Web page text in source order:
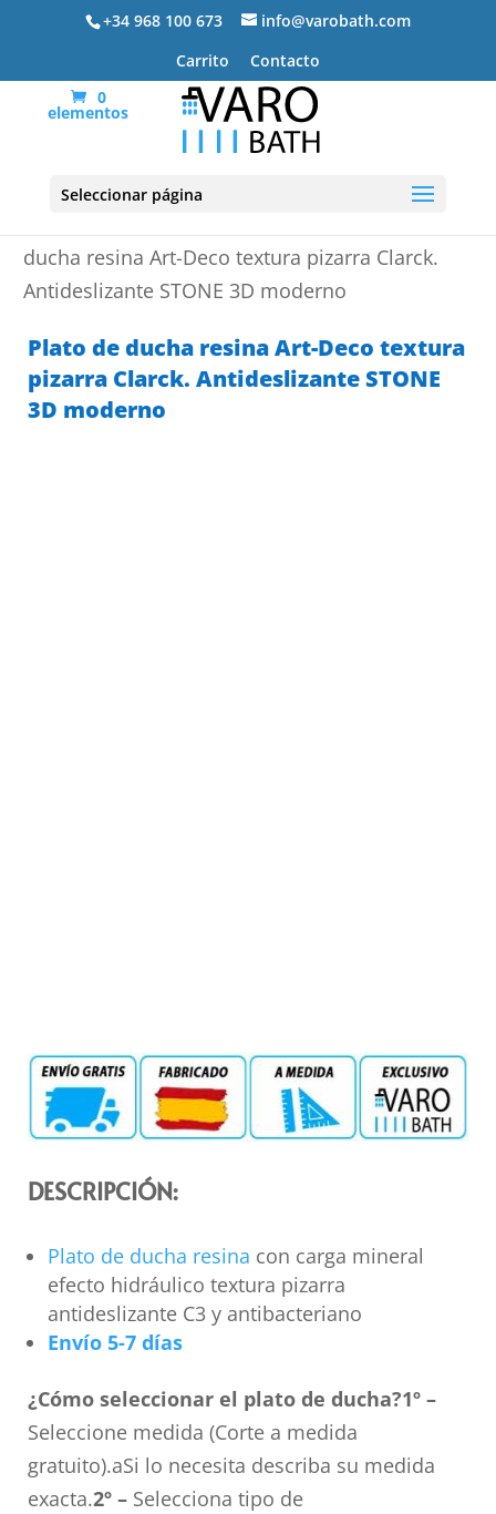
+34 968 100 673
info@varobath.com
Carrito
Contacto
0
elementos
Seleccionar página
ducha resina Art-Deco textura pizarra Clarck.
Antideslizante STONE 3D moderno
Plato de ducha resina Art-Deco textura
pizarra Clarck. Antideslizante STONE
3D moderno
DESCRIPCIÓN:
Plato de ducha resina con carga mineral
efecto hidráulico textura pizarra
antideslizante C3 y antibacteriano
Envío 5-7 días
¿Cómo seleccionar el plato de ducha?1º –
Seleccione medida (Corte a medida
gratuito).aSi lo necesita describa su medida
exacta.2º –Selecciona tipo de